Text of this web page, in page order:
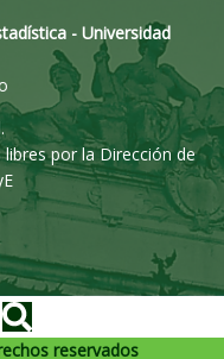
- Universidad
por la Dirección de
reservados